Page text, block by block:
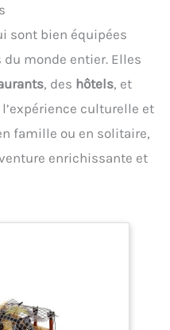
sont bien équipées
monde entier. Elles
, des hôtels, et
culturelle et
famille ou en solitaire,
enrichissante et